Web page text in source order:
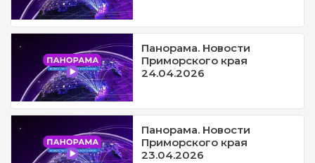
Панорама. Новости
Приморского края
24.04.2026
Панорама. Новости
Приморского края
23.04.2026